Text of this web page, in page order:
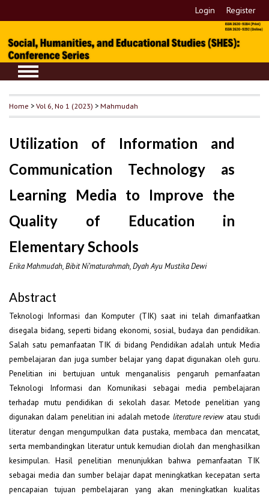
Login Register
Home >Vol 6, No 1 (2023) >Mahmudah
Utilization of Information and
Communication Technology as
Learning Media to Improve the
Quality of Education in
Elementary Schools
Erika Mahmudah, Bibit Ni’maturahmah, Dyah Ayu Mustika Dewi
Abstract
Teknologi Informasi dan Komputer (TIK) saat ini telah dimanfaatkan
disegala bidang, seperti bidang ekonomi, sosial, budaya dan pendidikan.
Salah satu pemanfaatan TIK di bidang Pendidikan adalah untuk Media
pembelajaran dan juga sumber belajar yang dapat digunakan oleh guru.
Penelitian ini bertujuan untuk menganalisis pengaruh pemanfaatan
Teknologi Informasi dan Komunikasi sebagai media pembelajaran
terhadap mutu pendidikan di sekolah dasar. Metode penelitian yang
digunakan dalam penelitian ini adalah metode literature reviewatau studi
literatur dengan mengumpulkan data pustaka, membaca dan mencatat,
serta membandingkan literatur untuk kemudian diolah dan menghasilkan
kesimpulan. Hasil penelitian menunjukkan bahwa pemanfaatan TIK
sebagai media dan sumber belajar dapat meningkatkan kecepatan serta
pencapaian tujuan pembelajaran yang akan meningkatkan kualitas